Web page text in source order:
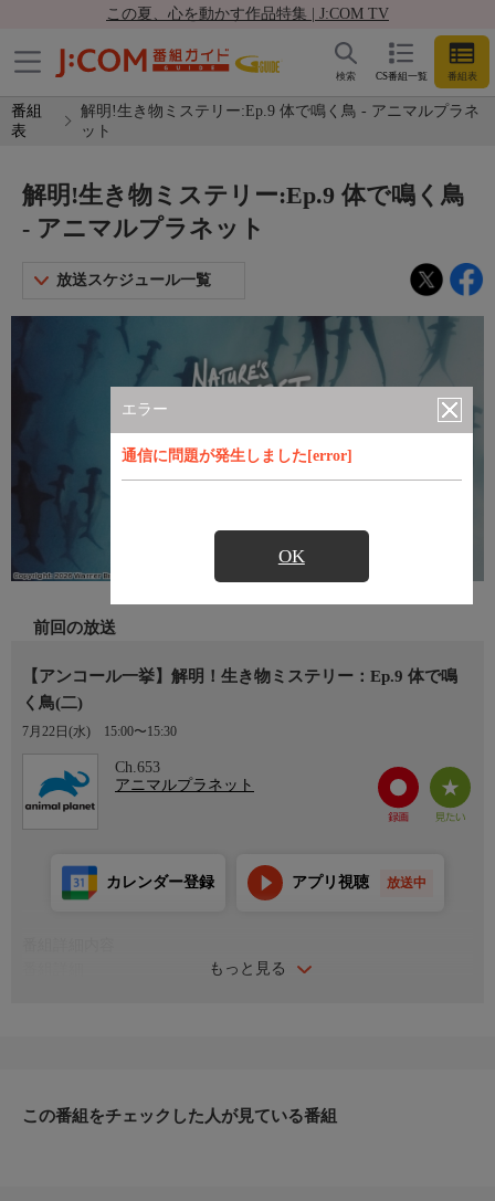
この夏、心を動かす作品特集 | J:COM TV
CS番組一覧 番組表
検索
番組
表
解明!生き物ミステリー:Ep.9 体で鳴く鳥 - アニマルプラネ
ット
エラー
通信に問題が発生しました[error]
OK
解明!生き物ミステリー:Ep.9 体で鳴く鳥
- アニマルプラネット
放送スケジュール一覧
前回の放送
【アンコール一挙】解明！生き物ミステリー：Ep.9 体で鳴
く鳥(二)
7月22日(水) 15:00〜15:30
Ch.653
アニマルプラネット
もっと見る
カレンダー登録 アプリ視聴 放送中
この番組をチェックした人が見ている番組